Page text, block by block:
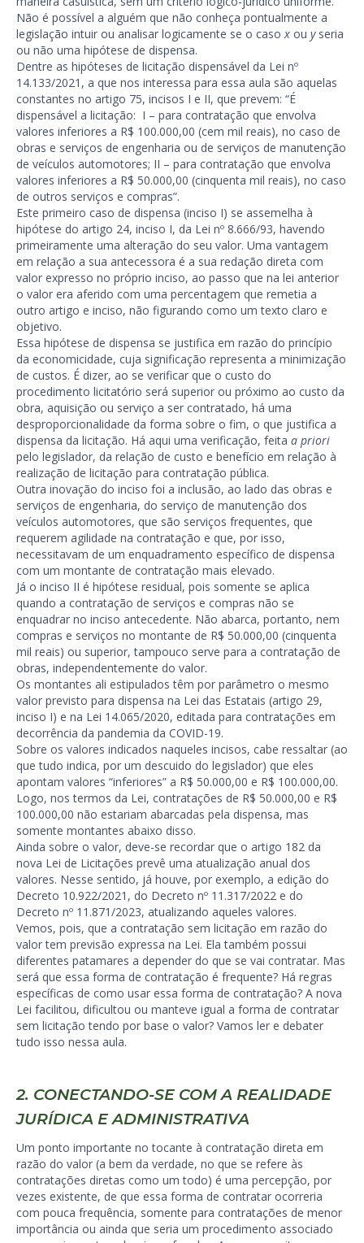
Não é possível a alguém que não conheça pontualmente a
legislação intuir ou analisar logicamente se o casox ou yseria
ou não uma hipótese de dispensa.
Dentre as hipóteses de licitação dispensável da Lei nº
14.133/2021, a que nos interessa para essa aula são aquelas
constantes no artigo 75, incisos I e II, que prevem: “É
dispensável a licitação: I – para contratação que envolva
valores inferiores a R$ 100.000,00 (cem mil reais), no caso de
obras e serviços de engenharia ou de serviços de manutenção
de veículos automotores; II – para contratação que envolva
valores inferiores a R$ 50.000,00 (cinquenta mil reais), no caso
de outros serviços e compras”.
Este primeiro caso de dispensa (inciso I) se assemelha à
hipótese do artigo 24, inciso I, da Lei nº 8.666/93, havendo
primeiramente uma alteração do seu valor. Uma vantagem
em relação a sua antecessora é a sua redação direta com
valor expresso no próprio inciso, ao passo que na lei anterior
o valor era aferido com uma percentagem que remetia a
outro artigo e inciso, não figurando como um texto claro e
objetivo.
Essa hipótese de dispensa se justifica em razão do princípio
da economicidade, cuja significação representa a minimização
de custos. É dizer, ao se verificar que o custo do
procedimento licitatório será superior ou próximo ao custo da
obra, aquisição ou serviço a ser contratado, há uma
desproporcionalidade da forma sobre o fim, o que justifica a
dispensa da licitação. Há aqui uma verificação, feita a priori
pelo legislador, da relação de custo e benefício em relação à
realização de licitação para contratação pública.
Outra inovação do inciso foi a inclusão, ao lado das obras e
serviços de engenharia, do serviço de manutenção dos
veículos automotores, que são serviços frequentes, que
requerem agilidade na contratação e que, por isso,
necessitavam de um enquadramento específico de dispensa
com um montante de contratação mais elevado.
Já o inciso II é hipótese residual, pois somente se aplica
quando a contratação de serviços e compras não se
enquadrar no inciso antecedente. Não abarca, portanto, nem
compras e serviços no montante de R$ 50.000,00 (cinquenta
mil reais) ou superior, tampouco serve para a contratação de
obras, independentemente do valor.
Os montantes ali estipulados têm por parâmetro o mesmo
valor previsto para dispensa na Lei das Estatais (artigo 29,
inciso I) e na Lei 14.065/2020, editada para contratações em
decorrência da pandemia da COVID-19.
Sobre os valores indicados naqueles incisos, cabe ressaltar (ao
que tudo indica, por um descuido do legislador) que eles
apontam valores “inferiores” a R$ 50.000,00 e R$ 100.000,00.
Logo, nos termos da Lei, contratações de R$ 50.000,00 e R$
100.000,00 não estariam abarcadas pela dispensa, mas
somente montantes abaixo disso.
Ainda sobre o valor, deve-se recordar que o artigo 182 da
nova Lei de Licitações prevê uma atualização anual dos
valores. Nesse sentido, já houve, por exemplo, a edição do
Decreto 10.922/2021, do Decreto nº 11.317/2022 e do
Decreto nº 11.871/2023, atualizando aqueles valores.
Vemos, pois, que a contratação sem licitação em razão do
valor tem previsão expressa na Lei. Ela também possui
diferentes patamares a depender do que se vai contratar. Mas
será que essa forma de contratação é frequente? Há regras
específicas de como usar essa forma de contratação? A nova
Lei facilitou, dificultou ou manteve igual a forma de contratar
sem licitação tendo por base o valor? Vamos ler e debater
tudo isso nessa aula.
2. CONECTANDO-SE COM A REALIDADE
JURÍDICA E ADMINISTRATIVA
Um ponto importante no tocante à contratação direta em
razão do valor (a bem da verdade, no que se refere às
contratações diretas como um todo) é uma percepção, por
vezes existente, de que essa forma de contratar ocorreria
com pouca frequência, somente para contratações de menor
importância ou ainda que seria um procedimento associado